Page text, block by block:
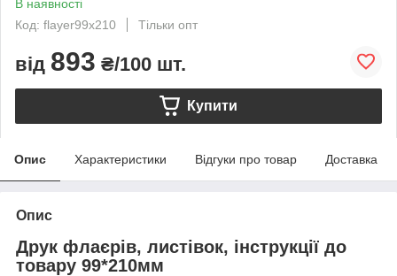
В наявності
Код: flayer99x210
Тільки опт
від 893 ₴/100 шт.
Купити
Опис Характеристики Відгуки про товар Доставка
Опис
Друк флаєрів, листівок, інструкції до
товару 99*210мм